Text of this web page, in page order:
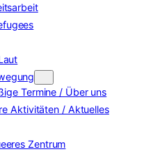
Termine / Über uns
Aktivitäten / Aktuelles
Zentrum